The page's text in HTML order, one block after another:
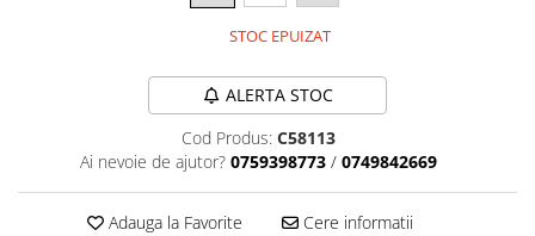
STOC EPUIZAT
ALERTA STOC
Cod Produs: C58113
Ai nevoie de ajutor? 0759398773 / 0749842669
Adauga la Favorite Cere informatii